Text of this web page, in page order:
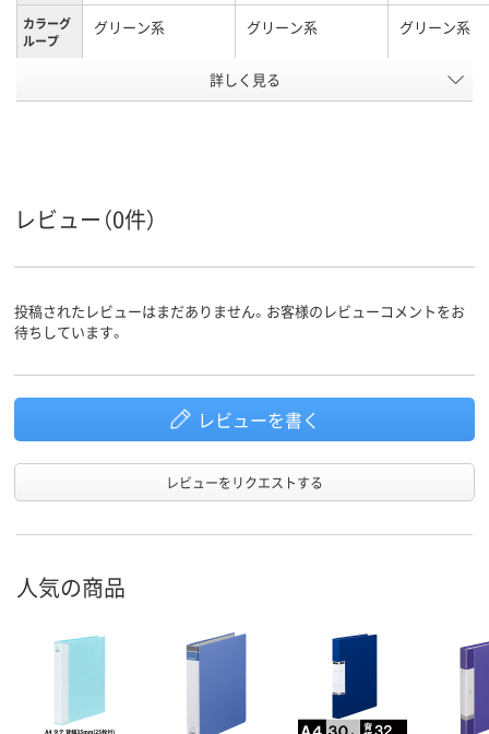
カラーグ
ループ
グリーン系 グリーン系 グリーン系
3穴、30穴、3穴、30穴 30穴
向き タテ
台紙の有
最大収容
枚数
60枚
アスクル
商品環境
80 90
詳しく見る
レビュー（0件）
投稿されたレビューはまだありません。お客様のレビューコメントをお
待ちしています。
レビューを書く
レビューをリクエストする
人気の商品